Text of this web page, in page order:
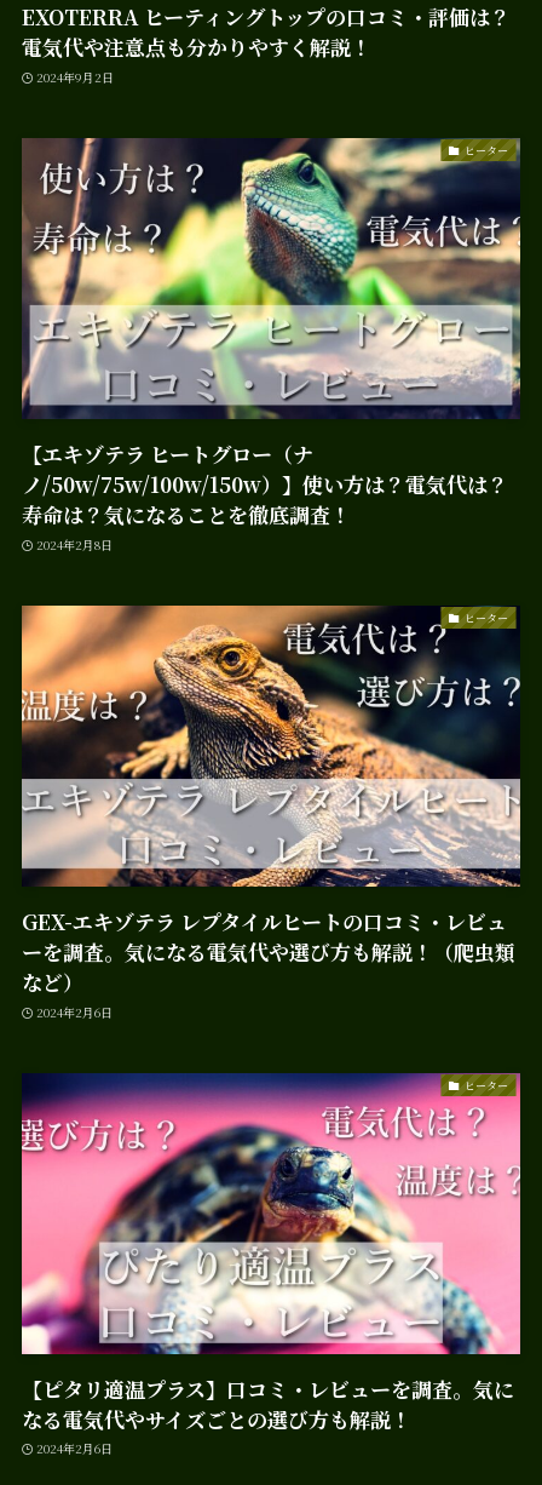
EXOTERRA ヒーティングトップの口コミ・評価は？
電気代や注意点も分かりやすく解説！
2024年9月2日
ヒーター
【エキゾテラ ヒートグロー（ナ
ノ/50w/75w/100w/150w）】使い方は？電気代は？
寿命は？気になることを徹底調査！
2024年2月8日
ヒーター
GEX-エキゾテラ レプタイルヒートの口コミ・レビュ
ーを調査。気になる電気代や選び方も解説！（爬虫類
など）
2024年2月6日
ヒーター
【ピタリ適温プラス】口コミ・レビューを調査。気に
なる電気代やサイズごとの選び方も解説！
2024年2月6日